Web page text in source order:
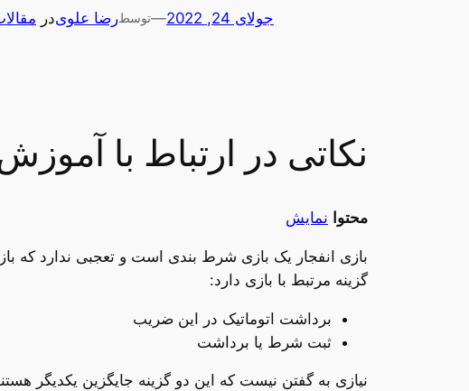
جولای 24, 2022 —توسطرضا علویدر
نکاتی در ارتباط با
محتوا نمایش
بازی انفجار یک بازی شرط بندی است و تعجبی ندارد که
گزینه مرتبط با بازی دارد:
برداشت اتوماتیک در این ضریب
ثبت شرط یا برداشت
نیازی به گفتن نیست که این دو گزینه جایگزین یکدیگر